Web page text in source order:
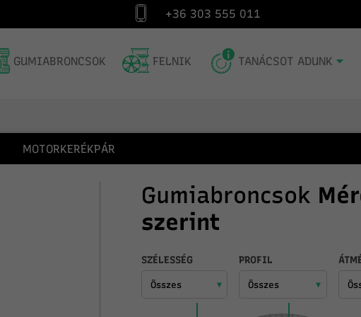
Kiszállítás Magyarország egész területére
+36 303 555 011
GUMIABRONCSOK FELNIK TANÁCSOT ADUNK
MOTORKERÉKPÁR
Gumiabroncsok
szerint
SZÉLESSÉG PROFIL